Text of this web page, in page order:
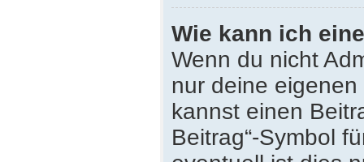
Wie kann ich
Wenn du nicht
nur deine
kannst einen
Beitrag“-Symbol